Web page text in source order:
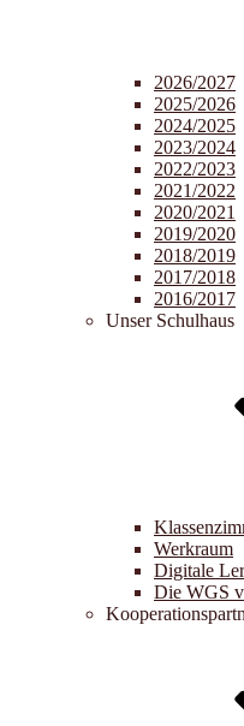
2026/2027
2025/2026
2024/2025
2023/2024
2022/2023
2021/2022
2020/2021
2019/2020
2018/2019
2017/2018
2016/2017
Unser Schulhaus
Werkraum
Digitale
Die WGS